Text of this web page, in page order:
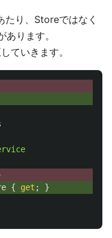
り、Storeではなく
ります。
ていきます。
{ get ;
}